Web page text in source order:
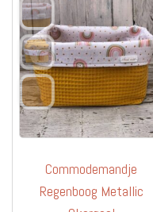
Commodemandje
Regenboog Metallic